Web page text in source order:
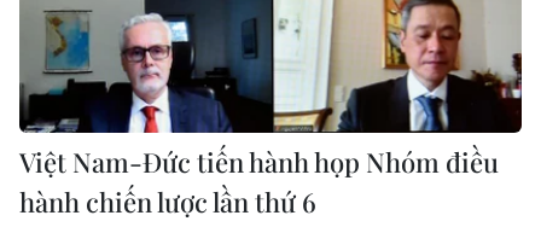
Việt Nam-Đức tiến hành họp Nhóm điều
hành chiến lược lần thứ 6